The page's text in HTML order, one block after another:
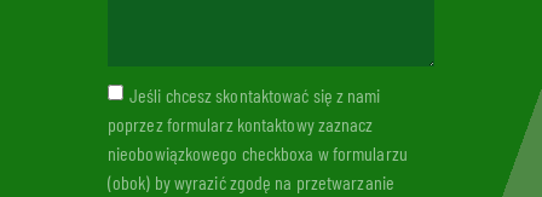
Jeśli chcesz skontaktować się z nami
poprzez formularz kontaktowy zaznacz
nieobowiązkowego checkboxa w formularzu
(obok) by wyrazić zgodę na przetwarzanie